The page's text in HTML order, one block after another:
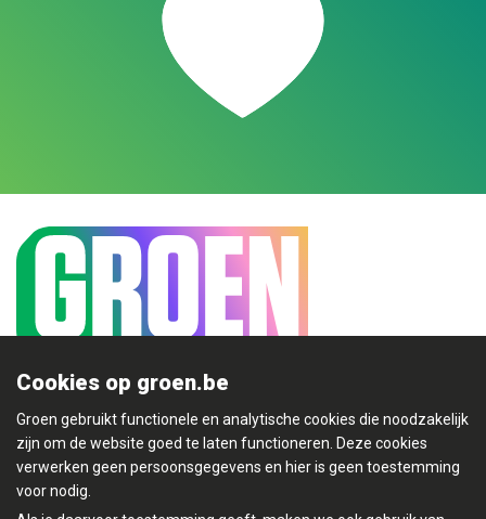
Cookies op groen.be
Groen gebruikt functionele en analytische cookies die noodzakelijk
zijn om de website goed te laten functioneren. Deze cookies
verwerken geen persoonsgegevens en hier is geen toestemming
voor nodig.
Mijn Groen